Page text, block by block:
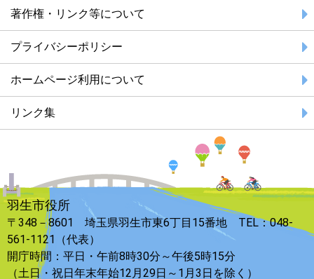
著作権・リンク等について
プライバシーポリシー
ホームページ利用について
リンク集
羽生市役所
〒348－8601 埼玉県羽生市東6丁目15番地 TEL：048-
561-1121（代表）
開庁時間：平日・午前8時30分～午後5時15分
（土日・祝日年末年始12月29日～1月3日を除く）